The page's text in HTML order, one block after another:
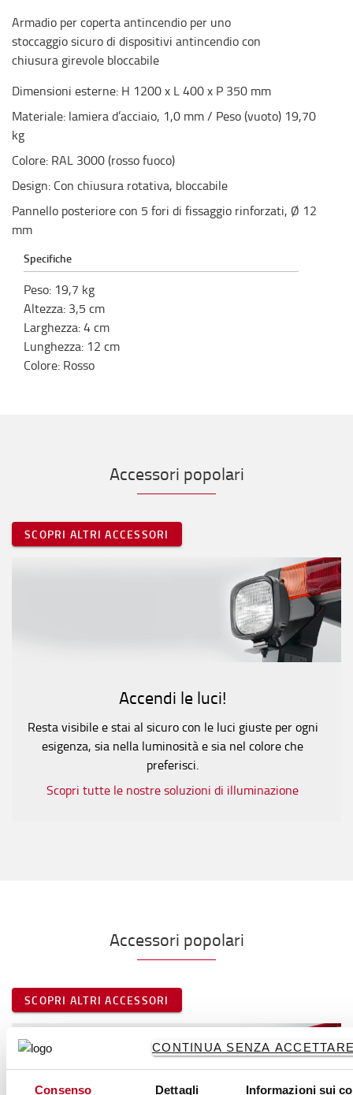
CONTINUA SENZA
Consenso Dettagli Informazioni sui
Armadio per coperta antincendio per uno
stoccaggio sicuro di dispositivi antincendio con
chiusura girevole bloccabile
Dimensioni esterne: H 1200 x L 400 x P 350 mm
Materiale: lamiera d’acciaio, 1,0 mm / Peso (vuoto) 19,70
kg
Colore: RAL 3000 (rosso fuoco)
Design: Con chiusura rotativa, bloccabile
Pannello posteriore con 5 fori di fissaggio rinforzati, Ø 12
mm
Specifiche
Peso: 19,7 kg
Altezza: 3,5 cm
Larghezza:4cm
Lunghezza: 12 cm
Colore: Rosso
Accessori popolari
SCOPRI ALTRI ACCESSORI
Accendi le luci!
Resta visibile e stai al sicuro con le luci giuste per ogni
esigenza, sia nella luminosità e sia nel colore che
preferisci.
Scopri tutte le nostre soluzioni di illuminazione
Accessori popolari
SCOPRI ALTRI ACCESSORI